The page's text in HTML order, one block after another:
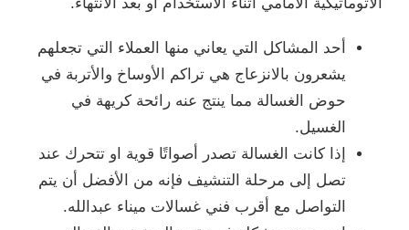
أحد المشاكل التي يعاني منها العملاء التي تجعلهم
يشعرون بالانزعاج هي تراكم الأوساخ والأتربة في
حوض الغسالة مما ينتج عنه رائحة كريهة في
الغسيل.
إذا كانت الغسالة تصدر أصواتًا قوية او تتحرك عند
تصل إلى مرحلة التنشيف فإنه من الأفضل أن يتم
التواصل مع أقرب فني غسالات ميناء عبدالله.